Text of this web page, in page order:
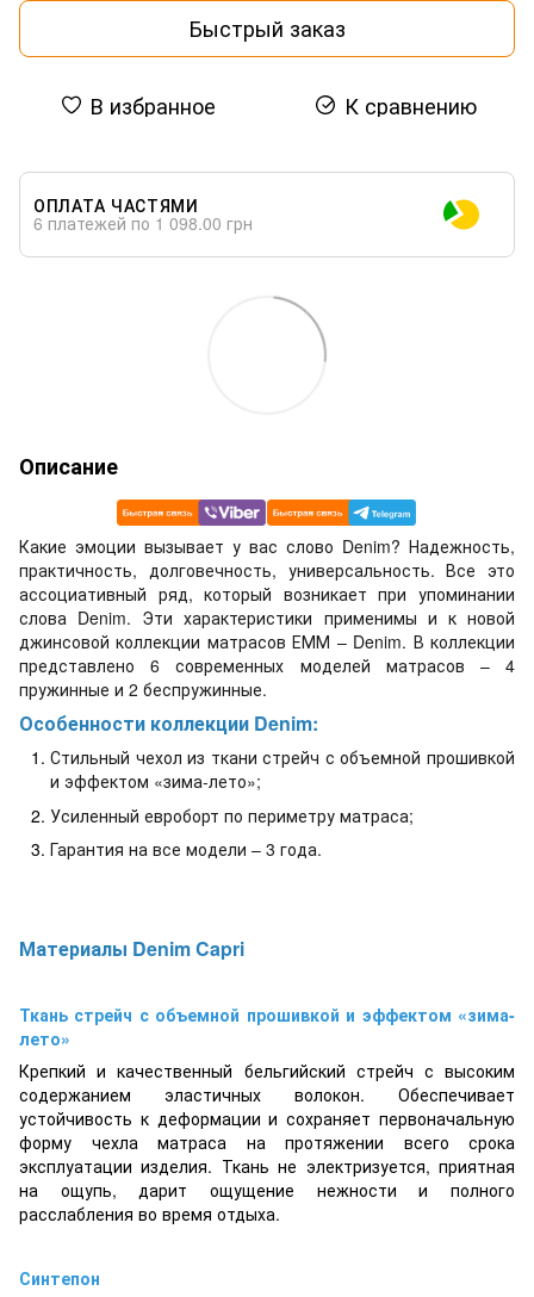
Быстрый заказ
В избранное К сравнению
ОПЛАТА ЧАСТЯМИ
6 платежей по 1 098.00 грн
Описание
Какие эмоции вызывает у вас слово Denim? Надежность,
практичность, долговечность, универсальность. Все это
ассоциативный ряд, который возникает при упоминании
слова Denim. Эти характеристики применимы и к новой
джинсовой коллекции матрасов ЕММ – Denim. В коллекции
представлено 6 современных моделей матрасов – 4
пружинные и 2 беспружинные.
Особенности коллекции Denim:
Стильный чехол из ткани стрейч с объемной прошивкой
и эффектом «зима-лето»;
Усиленный евроборт по периметру матраса;
Гарантия на все модели – 3 года.
Материалы Denim Capri
Ткань стрейч с объемной прошивкой и эффектом «зима-
лето»
Крепкий и качественный бельгийский стрейч с высоким
содержанием эластичных волокон. Обеспечивает
устойчивость к деформации и сохраняет первоначальную
форму чехла матраса на протяжении всего срока
эксплуатации изделия. Ткань не электризуется, приятная
на ощупь, дарит ощущение нежности и полного
расслабления во время отдыха.
Синтепон